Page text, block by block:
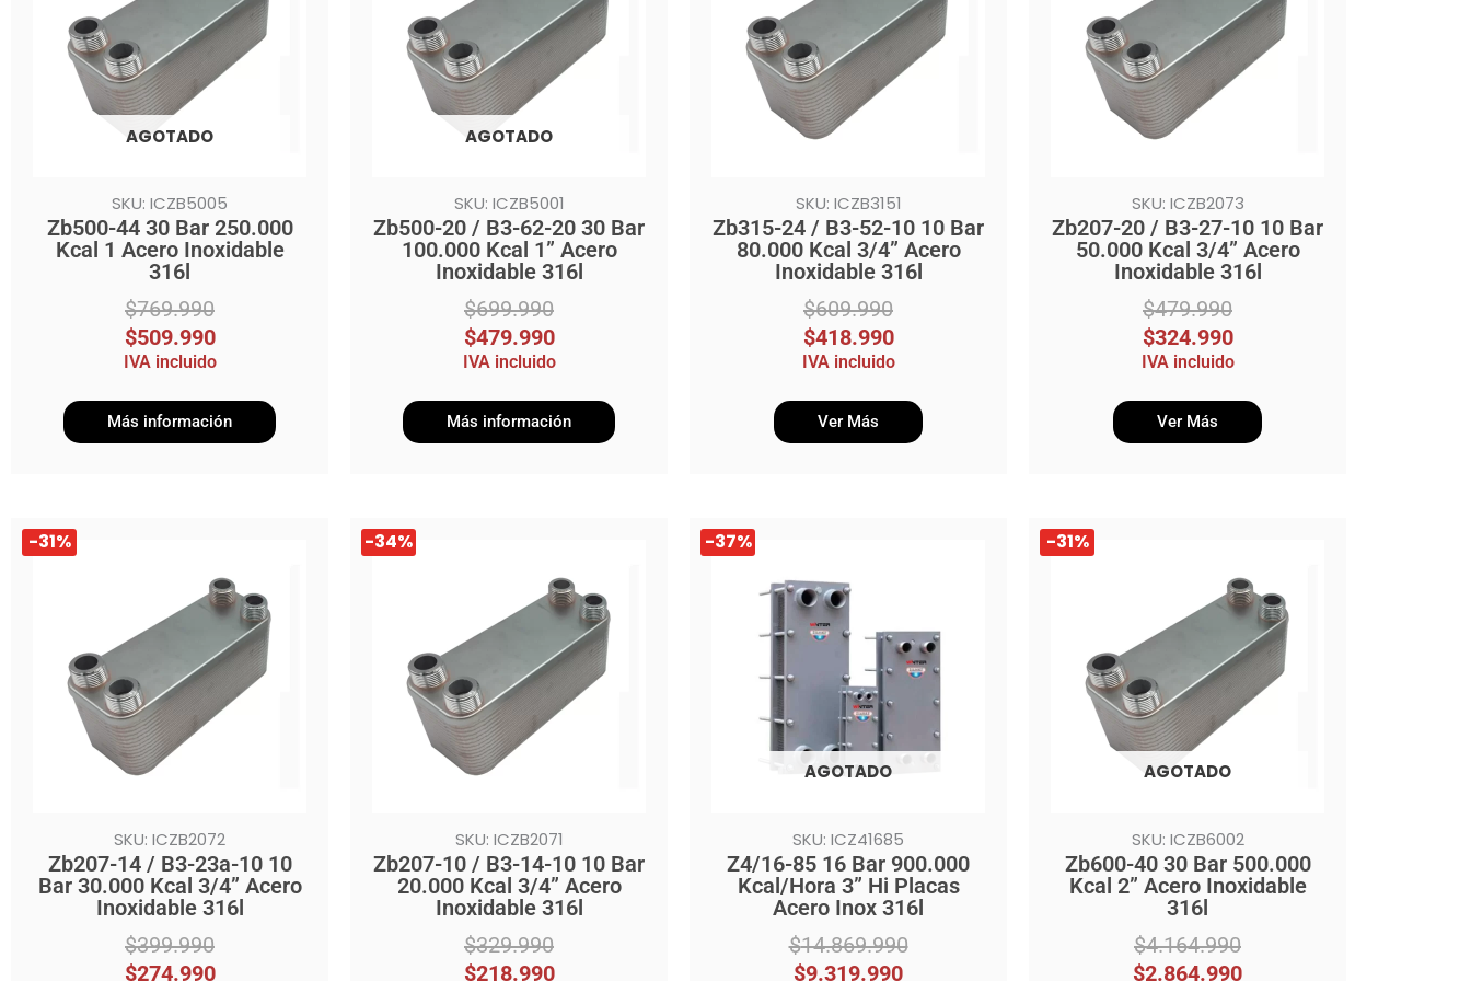
AGOTADO
SKU: ICZB5005
Zb500-44 30 Bar 250.000
Kcal 1 Acero Inoxidable
316l
$769.990
$769.990.
$509.990
$509.990.
IVA incluido
Más información
AGOTADO
SKU: ICZB5001
Zb500-20 / B3-62-20 30 Bar
100.000 Kcal 1” Acero
Inoxidable 316l
$699.990
$699.990.
$479.990
$479.990.
IVA incluido
Más información
SKU: ICZB3151
Zb315-24 / B3-52-10 10 Bar
80.000 Kcal 3/4” Acero
Inoxidable 316l
$609.990
$609.990.
$418.990
$418.990.
IVA incluido
Ver Más
SKU: ICZB2073
Zb207-20 / B3-27-10 10 Bar
50.000 Kcal 3/4” Acero
Inoxidable 316l
$479.990
$479.990.
$324.990
$324.990.
IVA incluido
Ver Más
-31%
SKU: ICZB2072
Zb207-14 / B3-23a-10 10
Bar 30.000 Kcal 3/4” Acero
Inoxidable 316l
$399.990
El
precio
$399.990.
$274.990
El
precio
$274.990.
-34%
SKU: ICZB2071
Zb207-10 / B3-14-10 10 Bar
20.000 Kcal 3/4” Acero
Inoxidable 316l
$329.990
El
precio
$329.990.
$218.990
El
precio
$218.990.
-37%
AGOTADO
SKU: ICZ41685
Z4/16-85 16 Bar 900.000
Kcal/Hora 3” Hi Placas
Acero Inox 316l
$14.869.990
El
precio
original
$14.869.990.
$9.319.990
El
precio
actual
$9.319.990.
-31%
AGOTADO
SKU: ICZB6002
Zb600-40 30 Bar 500.000
Kcal 2” Acero Inoxidable
316l
$4.164.990
El
precio
$4.164.990.
$2.864.990
El
precio
$2.864.990.